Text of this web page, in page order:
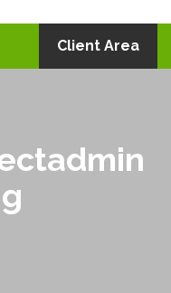
Client Area